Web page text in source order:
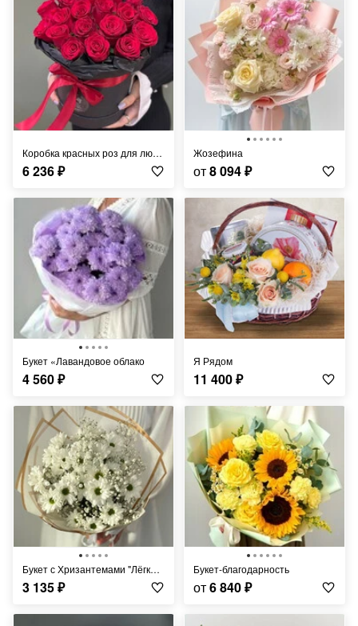
Коробка красных роз для любимой
6 236₽
Жозефина
от8 094₽
Букет «Лавандовое облако
4 560₽
Я Рядом
11 400₽
Букет с Хризантемами "Лёгкий Ветерок"
3 135₽
Букет-благодарность
от6 840₽